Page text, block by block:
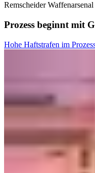
Remscheider Waffenarsenal
Prozess beginnt mit
Hohe Haftstrafen im